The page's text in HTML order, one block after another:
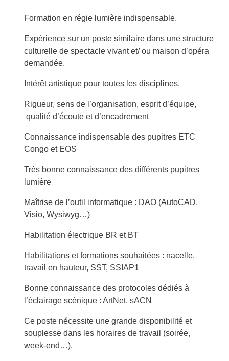
Formation en régie lumière indispensable.
Expérience sur un poste similaire dans une structure
culturelle de spectacle vivant et/ ou maison d’opéra
demandée.
Intérêt artistique pour toutes les disciplines.
Rigueur, sens de l’organisation, esprit d’équipe,
qualité d’écoute et d’encadrement
Connaissance indispensable des pupitres ETC
Congo et EOS
Très bonne connaissance des différents pupitres
lumière
Maîtrise de l’outil informatique : DAO (AutoCAD,
Visio, Wysiwyg…)
Habilitation électrique BR et BT
Habilitations et formations souhaitées : nacelle,
travail en hauteur, SST, SSIAP1
Bonne connaissance des protocoles dédiés à
l’éclairage scénique : ArtNet, sACN
Ce poste nécessite une grande disponibilité et
souplesse dans les horaires de travail (soirée,
week-end…).